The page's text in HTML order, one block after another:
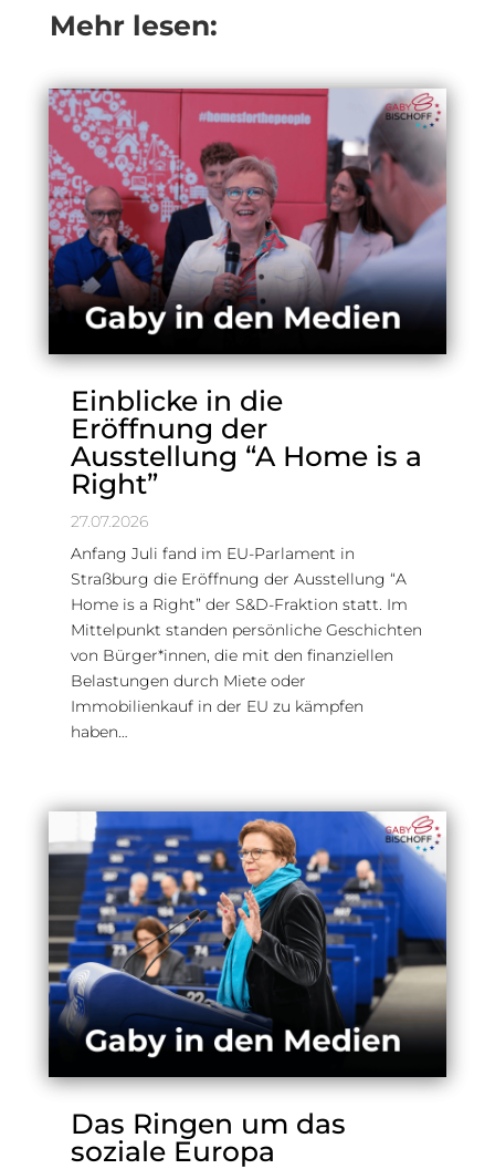
Mehr lesen:
Einblicke in die
Eröffnung der
Ausstellung “A Home is a
Right”
27.07.2026
Anfang Juli fand im EU-Parlament in
Straßburg die Eröffnung der Ausstellung “A
Home is a Right” der S&D-Fraktion statt. Im
Mittelpunkt standen persönliche Geschichten
von Bürger*innen, die mit den finanziellen
Belastungen durch Miete oder
Immobilienkauf in der EU zu kämpfen
haben…
Das Ringen um das
soziale Europa